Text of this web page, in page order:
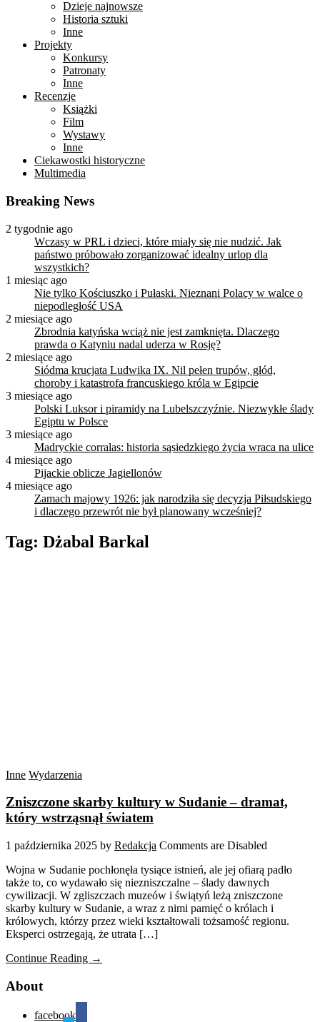
Dzieje najnowsze
Historia sztuki
Inne
Projekty
Konkursy
Patronaty
Inne
Recenzje
Książki
Film
Wystawy
Inne
Ciekawostki historyczne
Multimedia
Breaking News
2 tygodnie ago
Wczasy w PRL i dzieci, które miały się nie nudzić. Jak
państwo próbowało zorganizować idealny urlop dla
wszystkich?
1 miesiąc ago
Nie tylko Kościuszko i Pułaski. Nieznani Polacy w walce o
niepodległość USA
2 miesiące ago
Zbrodnia katyńska wciąż nie jest zamknięta. Dlaczego
prawda o Katyniu nadal uderza w Rosję?
2 miesiące ago
Siódma krucjata Ludwika IX. Nil pełen trupów, głód,
choroby i katastrofa francuskiego króla w Egipcie
3 miesiące ago
Polski Luksor i piramidy na Lubelszczyźnie. Niezwykłe ślady
Egiptu w Polsce
3 miesiące ago
Madryckie corralas: historia sąsiedzkiego życia wraca na ulice
4 miesiące ago
Pijackie oblicze Jagiellonów
4 miesiące ago
Zamach majowy 1926: jak narodziła się decyzja Piłsudskiego
i dlaczego przewrót nie był planowany wcześniej?
Tag: Dżabal Barkal
Inne Wydarzenia
Zniszczone skarby kultury w Sudanie – dramat,
który wstrząsnął światem
1 października 2025 by Redakcja Comments are Disabled
Wojna w Sudanie pochłonęła tysiące istnień, ale jej ofiarą padło
także to, co wydawało się niezniszczalne – ślady dawnych
cywilizacji. W zgliszczach muzeów i świątyń leżą zniszczone
skarby kultury w Sudanie, a wraz z nimi pamięć o królach i
królowych, którzy przez wieki kształtowali tożsamość regionu.
Eksperci ostrzegają, że utrata […]
Continue Reading →
About
facebook